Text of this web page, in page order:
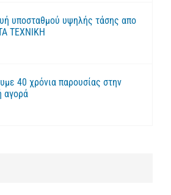
υποσταθμού υψηλής τάσης απο
ΤΕΧΝΙΚΗ
40 χρόνια παρουσίας στην
αγορά